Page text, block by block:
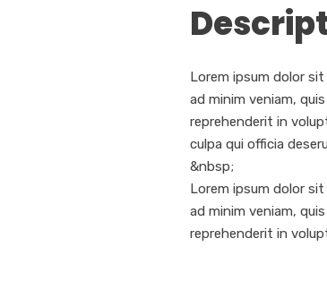
Lorem ipsum dolor
ad minim veniam,
reprehenderit in
culpa qui officia
&nbsp;
Lorem ipsum dolor
ad minim veniam,
reprehenderit in